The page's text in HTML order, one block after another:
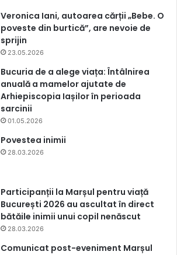
Veronica Iani, autoarea cărții „Bebe. O
poveste din burtică”, are nevoie de
sprijin
23.05.2026
Bucuria de a alege viața: Întâlnirea
anuală a mamelor ajutate de
Arhiepiscopia Iașilor în perioada
sarcinii
01.05.2026
Povestea inimii
28.03.2026
Participanții la Marșul pentru viață
București 2026 au ascultat în direct
bătăile inimii unui copil nenăscut
28.03.2026
Comunicat post-eveniment Marșul